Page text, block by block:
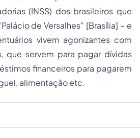
(INSS) dos brasileiros que
de Versalhes” [Brasília] – e
vivem agonizantes com
que servem para pagar dívidas
financeiros para pagarem
alimentação etc.